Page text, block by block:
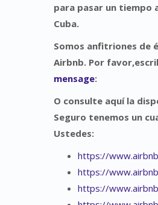
para pasar un tiempo
Cuba.
Somos anfitriones de
Airbnb. Por
mensage:
O consulte aquí la
Seguro tenemos un
Ustedes:
https://
https://
https://